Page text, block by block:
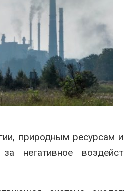
природным ресурсам
негативное
потребовало
объектов и
контейнерных площадок
Авг 7, 2026
Панамский
ограничивает
судов из-за
пресной воды
В китайской